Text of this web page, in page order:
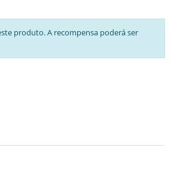
produto. A recompensa poderá ser